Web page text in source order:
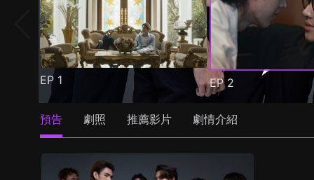
EP 1 EP 2
預告 劇照 推薦影片 劇情介紹